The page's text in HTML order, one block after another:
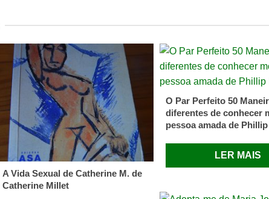
JOANNE
ESNER
A Vida Sexual de Catherine M. de
Catherine Millet
O Par Perfeito 50
diferentes de conhecer
pessoa amada de
LER MAIS